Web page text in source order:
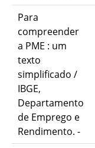
Para
compreender
a PME : um
texto
simplificado /
IBGE,
Departamento
de Emprego e
Rendimento. -